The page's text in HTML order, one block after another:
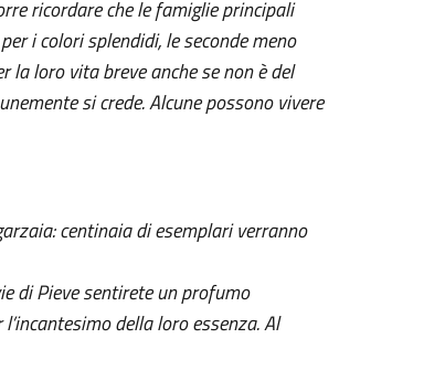
ricordare che le famiglie principali
i colori splendidi, le seconde meno
la loro vita breve anche se non è del
si crede. Alcune possono vivere
centinaia di esemplari verranno
di Pieve sentirete un profumo
della loro essenza. Al